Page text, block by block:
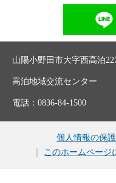
山陽小野田市大字西高泊
高泊地域交流センター
電話：0836-84-1500
個人情報の保護
このホームページ